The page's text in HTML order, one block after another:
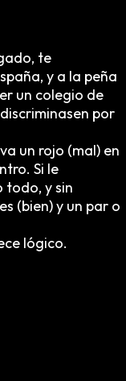
te
y a la peña
un colegio de
por
un rojo (mal) en
Si le
todo, y sin
(bien) y un par o
lógico.